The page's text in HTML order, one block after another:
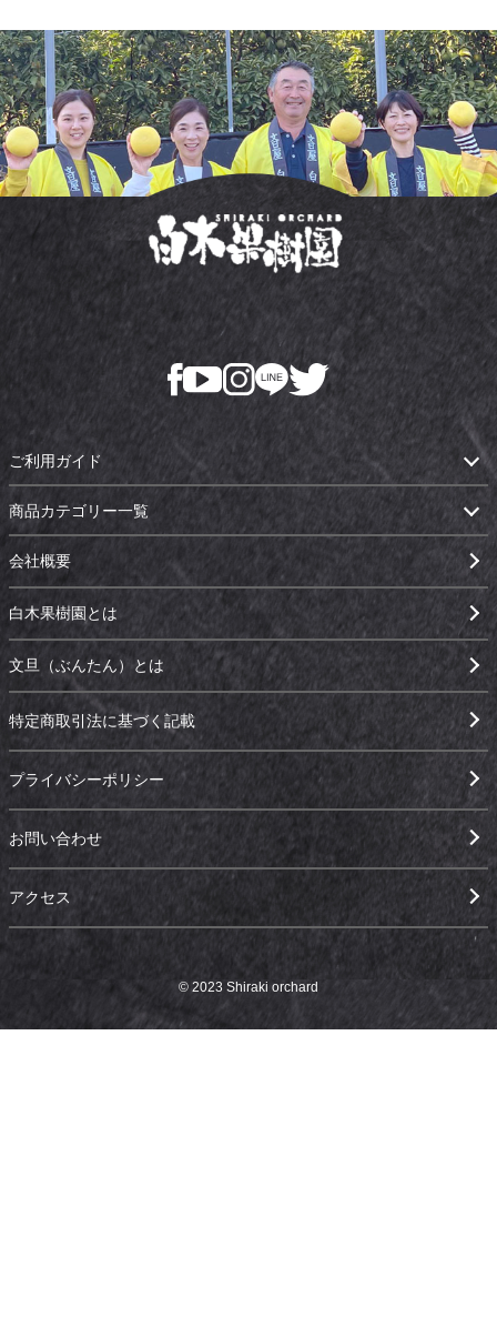
ご利用ガイド
商品カテゴリー一覧
会社概要
白木果樹園とは
文旦（ぶんたん）とは
特定商取引法に基づく記載
プライバシーポリシー
お問い合わせ
アクセス
© 2023 Shiraki orchard